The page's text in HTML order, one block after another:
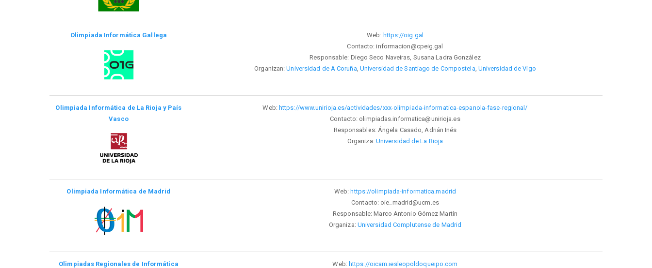
Olimpiada Informática Gallega Web: https://oig.gal
Contacto: informacion@cpeig.gal
Responsable: Diego Seco Naveiras, Susana Ladra González
Organizan:Universidad de A Coruña Universidad de Santiago de Compostela Universidad de Vigo
Olimpiada Informática de La Rioja y País
Vasco
Web: https://www.unirioja.es/actividades/xxx-olimpiada-informatica-espanola-fase-regional/
Contacto: olimpiadas.informatica@unirioja.es
Responsables: Ángela Casado, Adrián Inés
Organiza: Universidad de La Rioja
Olimpiada Informática de Madrid Web:https://olimpiada-informatica.madrid
Contacto: oie_madrid@ucm.es
Responsable: Marco Antonio Gómez Martín
Organiza: Universidad Complutense de Madrid
Olimpiadas Regionales de Informática
Web: https://oicam.iesleopoldoqueipo.com